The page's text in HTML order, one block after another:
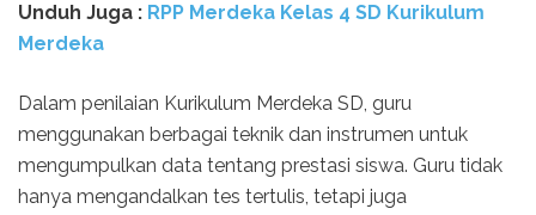
Unduh Juga : RPP Merdeka Kelas 4 SD Kurikulum
Merdeka
Dalam penilaian Kurikulum Merdeka SD, guru
menggunakan berbagai teknik dan instrumen untuk
mengumpulkan data tentang prestasi siswa. Guru tidak
hanya mengandalkan tes tertulis, tetapi juga